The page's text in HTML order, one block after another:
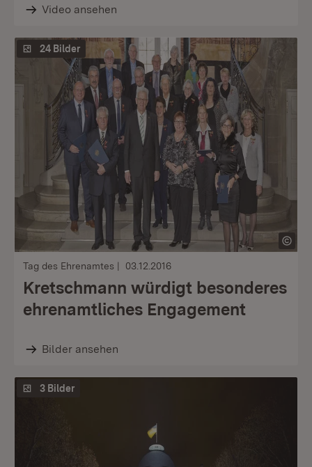
Video ansehen
24 Bilder
Tag des Ehrenamtes 03.12.2016
Kretschmann würdigt besonderes
ehrenamtliches Engagement
Bilder ansehen
3 Bilder